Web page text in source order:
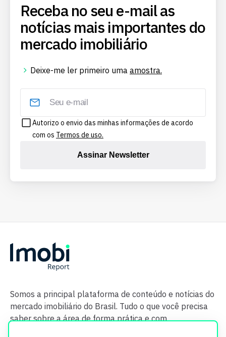
Receba no seu e-mail as
notícias mais importantes do
mercado imobiliário
Deixe-me ler primeiro uma amostra.
Autorizo o envio das minhas informações de acordo
com os Termos de uso.
Assinar Newsletter
Somos a principal plataforma de conteúdo e notícias do
mercado imobiliário do Brasil. Tudo o que você precisa
saber sobre a área de forma prática e com